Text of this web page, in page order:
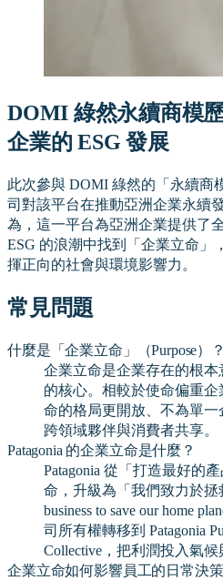
DOMI 綠然永續商模
企業的 ESG 發展
此次參與 DOMI 綠然的「永續商
司對該平台在推動亞洲企業永續
為，這一平台為亞洲企業提供了
ESG 的浪潮中找到「企業立命」
揮正向的社會與環境影響力。
常見問題
什麼是「企業立命」（Purpose）？
企業立命是企業存在的根
的核心。相較於使命偏重
命的格局更開放、不為單一
跨領域夥伴與消費者共享。
Patagonia 的企業立命是什麼？
Patagonia 從「打造最好的
命，升級為「我們致力於拯
business to save our home
司所有權轉移到 Patagonia
Collective，把利潤投入氣候
企業立命如何影響員工的日常決